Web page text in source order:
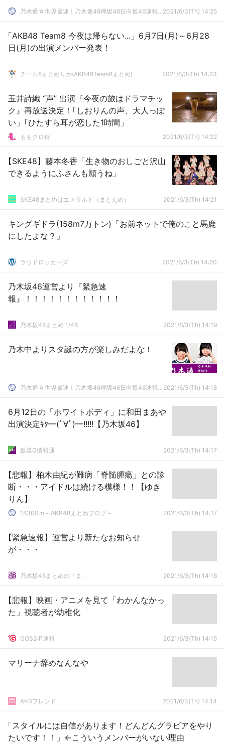
乃木通☆世界最速！乃木坂46欅坂46日向坂46速報まとめ2021/6/3(Th) 14:25
「AKB48 Team8 今夜は帰らない...」6月7日(月)～6月28
日(月)の出演メンバー発表！
チーム8まとめりか(AKB48Team8まとめ) 2021/6/3(Th) 14:23
玉井詩織 “声” 出演『今夜の旅はドラマチッ
ク』再放送決定！｢しおりんの声、大人っぽ
い」｢ひたすら耳が恋した1時間」
ももクロ侍 2021/6/3(Th) 14:22
【SKE48】藤本冬香「生き物のおしごと沢山
できるようにふさんも願うね」
SKE48まとめはエメラルド（まとえめ） 2021/6/3(Th) 14:21
キングギドラ(158m7万トン)「お前ネットで俺のこと馬鹿
にしたよな？」
ラウドロッカーズ 2021/6/3(Th) 14:20
乃木坂46運営より『緊急速
報』！！！！！！！！！！！！
乃木坂46まとめ 1/46 2021/6/3(Th) 14:19
乃木中よりスタ誕の方が楽しみだよな！
乃木通☆世界最速！乃木坂46欅坂46日向坂46速報まとめ 2021/6/3(Th) 14:18
6月12日の「ホワイトボディ」に和田まあや
出演決定ｷﾀ━(ﾟ∀ﾟ)━!!!!!【乃木坂46】
坂道G情報通 2021/6/3(Th) 14:17
【悲報】柏木由紀が難病「脊髄腫瘍」との診
断・・・アイドルは続ける模様！！【ゆき
りん】
18300ｍ～AKB48まとめブログ～ 2021/6/3(Th) 14:17
【緊急速報】運営より新たなお知らせ
が・・・
乃木坂46まとめの「ま」 2021/6/3(Th) 14:16
【悲報】映画・アニメを見て「わかんなかっ
た」視聴者が幼稚化
GOSSIP速報 2021/6/3(Th) 14:15
マリーナ辞めなんなや
AKBフレンド 2021/6/3(Th) 14:14
「スタイルには自信があります！どんどんグラビアをやり
たいです！！」←こういうメンバーがいない理由